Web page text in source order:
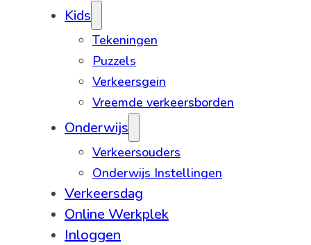
Kids
Tekeningen
Puzzels
Verkeersgein
Vreemde verkeersborden
Onderwijs
Verkeersouders
Onderwijs Instellingen
Verkeersdag
Online Werkplek
Inloggen